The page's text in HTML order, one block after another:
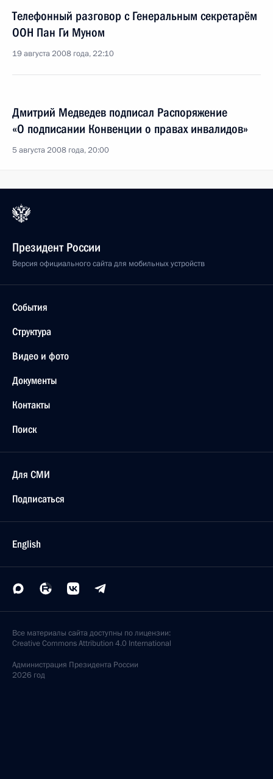
Телефонный разговор с Генеральным секретарём
ООН Пан Ги Муном
19 августа 2008 года, 22:10
Дмитрий Медведев подписал Распоряжение
«О подписании Конвенции о правах инвалидов»
5 августа 2008 года, 20:00
Президент России
Версия официального сайта для мобильных устройств
События
Структура
Видео и фото
Документы
Контакты
Поиск
Для СМИ
Подписаться
English
Все материалы сайта доступны по лицензии:
Creative Commons Attribution 4.0 International
Администрация Президента России
2026 год